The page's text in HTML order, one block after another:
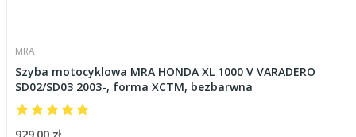
MRA
Szyba motocyklowa MRA HONDA XL 1000 V VARADERO
SD02/SD03 2003-, forma XCTM, bezbarwna
929,00 zł